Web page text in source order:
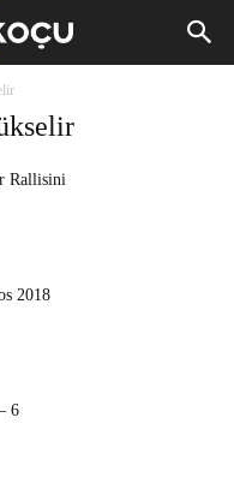
Rallisini
2018
6